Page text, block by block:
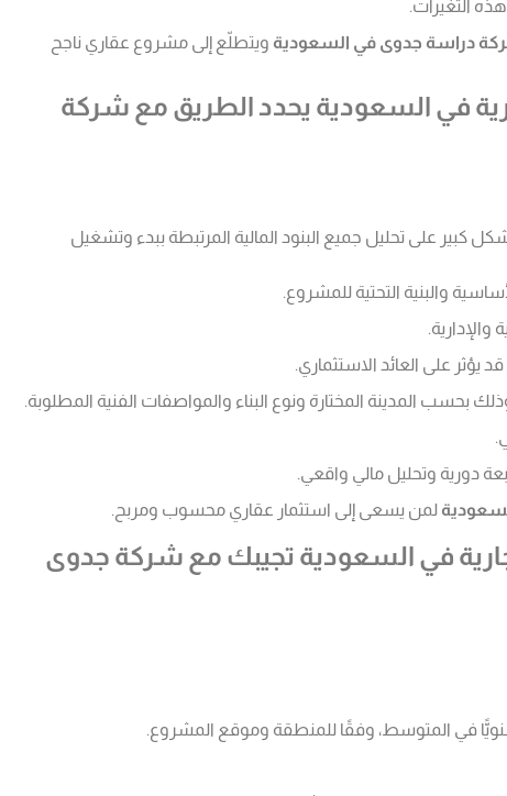
التغيرات.
دراسة جدوى في السعودية ويتطلّع إلى مشروع عقاري ناجح
في السعودية يحدد الطريق مع شركة
كبير على تحليل جميع البنود المالية المرتبطة ببدء وتشغيل
والبنية التحتية للمشروع.
والإدارية.
على العائد الاستثماري.
دورية وتحليل مالي واقعي.
لمن يسعى إلى استثمار عقاري محسوب ومربح.
في السعودية تجيبك مع شركة جدوى